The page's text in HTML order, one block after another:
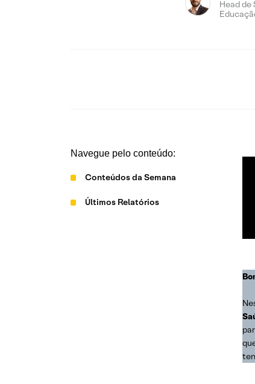
Head de
Navegue pelo conteúdo:
Conteúdos da Semana
Últimos Relatórios